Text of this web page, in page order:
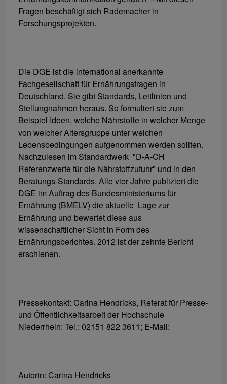
Fragen beschäftigt sich Rademacher in
Forschungsprojekten.
Die DGE ist die international anerkannte
Fachgesellschaft für Ernährungsfragen in
Deutschland. Sie gibt Standards, Leitlinien und
Stellungnahmen heraus. So formuliert sie zum
Beispiel Ideen, welche Nährstoffe in welcher Menge
von welcher Altersgruppe unter welchen
Lebensbedingungen aufgenommen werden sollten.
Nachzulesen im Standardwerk "D-A-CH
Referenzwerte für die Nährstoffzufuhr" und in den
Beratungs-Standards. Alle vier Jahre publiziert die
DGE im Auftrag des Bundesministeriums für
Ernährung (BMELV) die aktuelle Lage zur
Ernährung und bewertet diese aus
wissenschaftlicher Sicht in Form des
Ernährungsberichtes. 2012 ist der zehnte Bericht
erschienen.
Pressekontakt: Carina Hendricks, Referat für Presse-
und Öffentlichkeitsarbeit der Hochschule
Niederrhein: Tel.: 02151 822 3611; E-Mail:
Autorin: Carina Hendricks